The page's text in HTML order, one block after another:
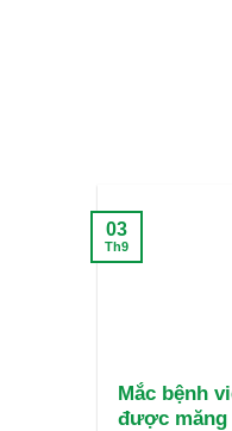
Mắc bệnh
được măng
03
Th9